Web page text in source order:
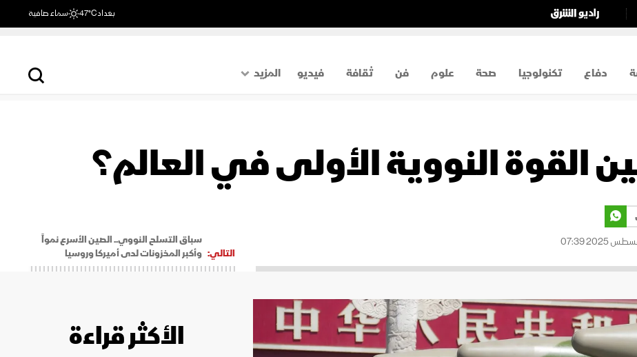
بغداد47°C سماء صافية
دفاع تكنولوجيا صحة علوم فن ثقافة فيديو
المزيد
اقتصاد
القوة النووية الأولى في العالم؟
التالي:
سباق التسلح النووي.. الصين الأسرع نمواً
وأكبر المخزونات لدى أميركا وروسيا
الأكثر قراءة